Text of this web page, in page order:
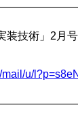
装技術」2月
u/